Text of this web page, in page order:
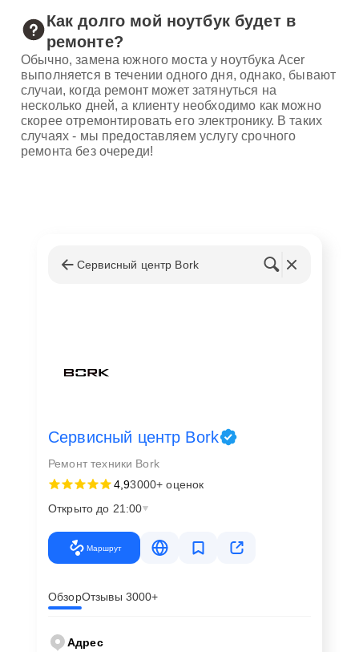
Как долго мой ноутбук будет в
ремонте?
Обычно, замена южного моста у ноутбука Acer
выполняется в течении одного дня, однако, бывают
случаи, когда ремонт может затянуться на
несколько дней, а клиенту необходимо как можно
скорее отремонтировать его электронику. В таких
случаях - мы предоставляем услугу срочного
ремонта без очереди!
Сервисный центр Bork
Сервисный центр Bork
Ремонт техники Bork
4,93000+ оценок
Открыто до 21:00
Маршрут
ОбзорОтзывы 3000+
Адрес